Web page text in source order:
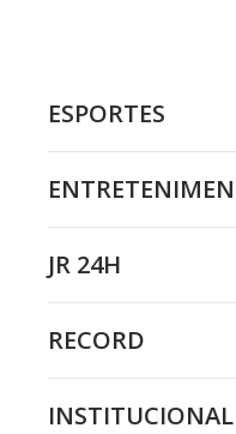
ESPORTES
JR 24H
RECORD
INSTITUCIONAL